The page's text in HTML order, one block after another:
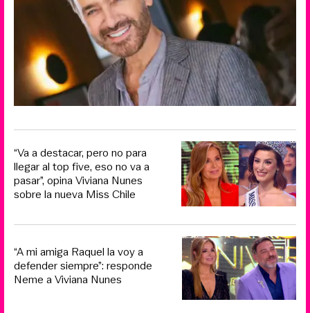
“Va a destacar, pero no para
llegar al top five, eso no va a
pasar”, opina Viviana Nunes
sobre la nueva Miss Chile
“A mi amiga Raquel la voy a
defender siempre”: responde
Neme a Viviana Nunes